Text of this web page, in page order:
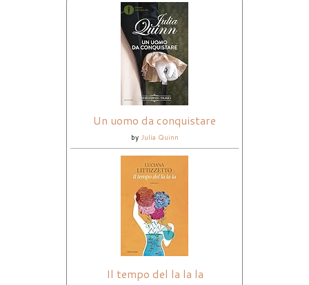
Un uomo da conquistare
by Julia Quinn
Il tempo del la la la